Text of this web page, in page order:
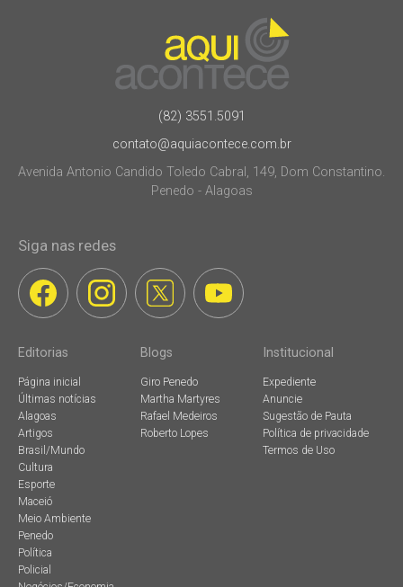
(82) 3551.5091
contato@aquiacontece.com.br
Avenida Antonio Candido Toledo Cabral, 149, Dom Constantino.
Penedo - Alagoas
Siga nas redes
Editorias
Página inicial
Últimas notícias
Alagoas
Artigos
Brasil/Mundo
Cultura
Esporte
Maceió
Meio Ambiente
Penedo
Política
Policial
Blogs
Giro Penedo
Martha Martyres
Rafael Medeiros
Roberto Lopes
Institucional
Expediente
Anuncie
Sugestão de Pauta
Política de privacidade
Termos de Uso